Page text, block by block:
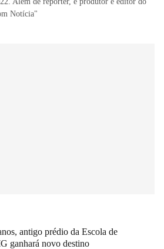
Notícia"
antigo prédio da Escola de
ganhará novo destino